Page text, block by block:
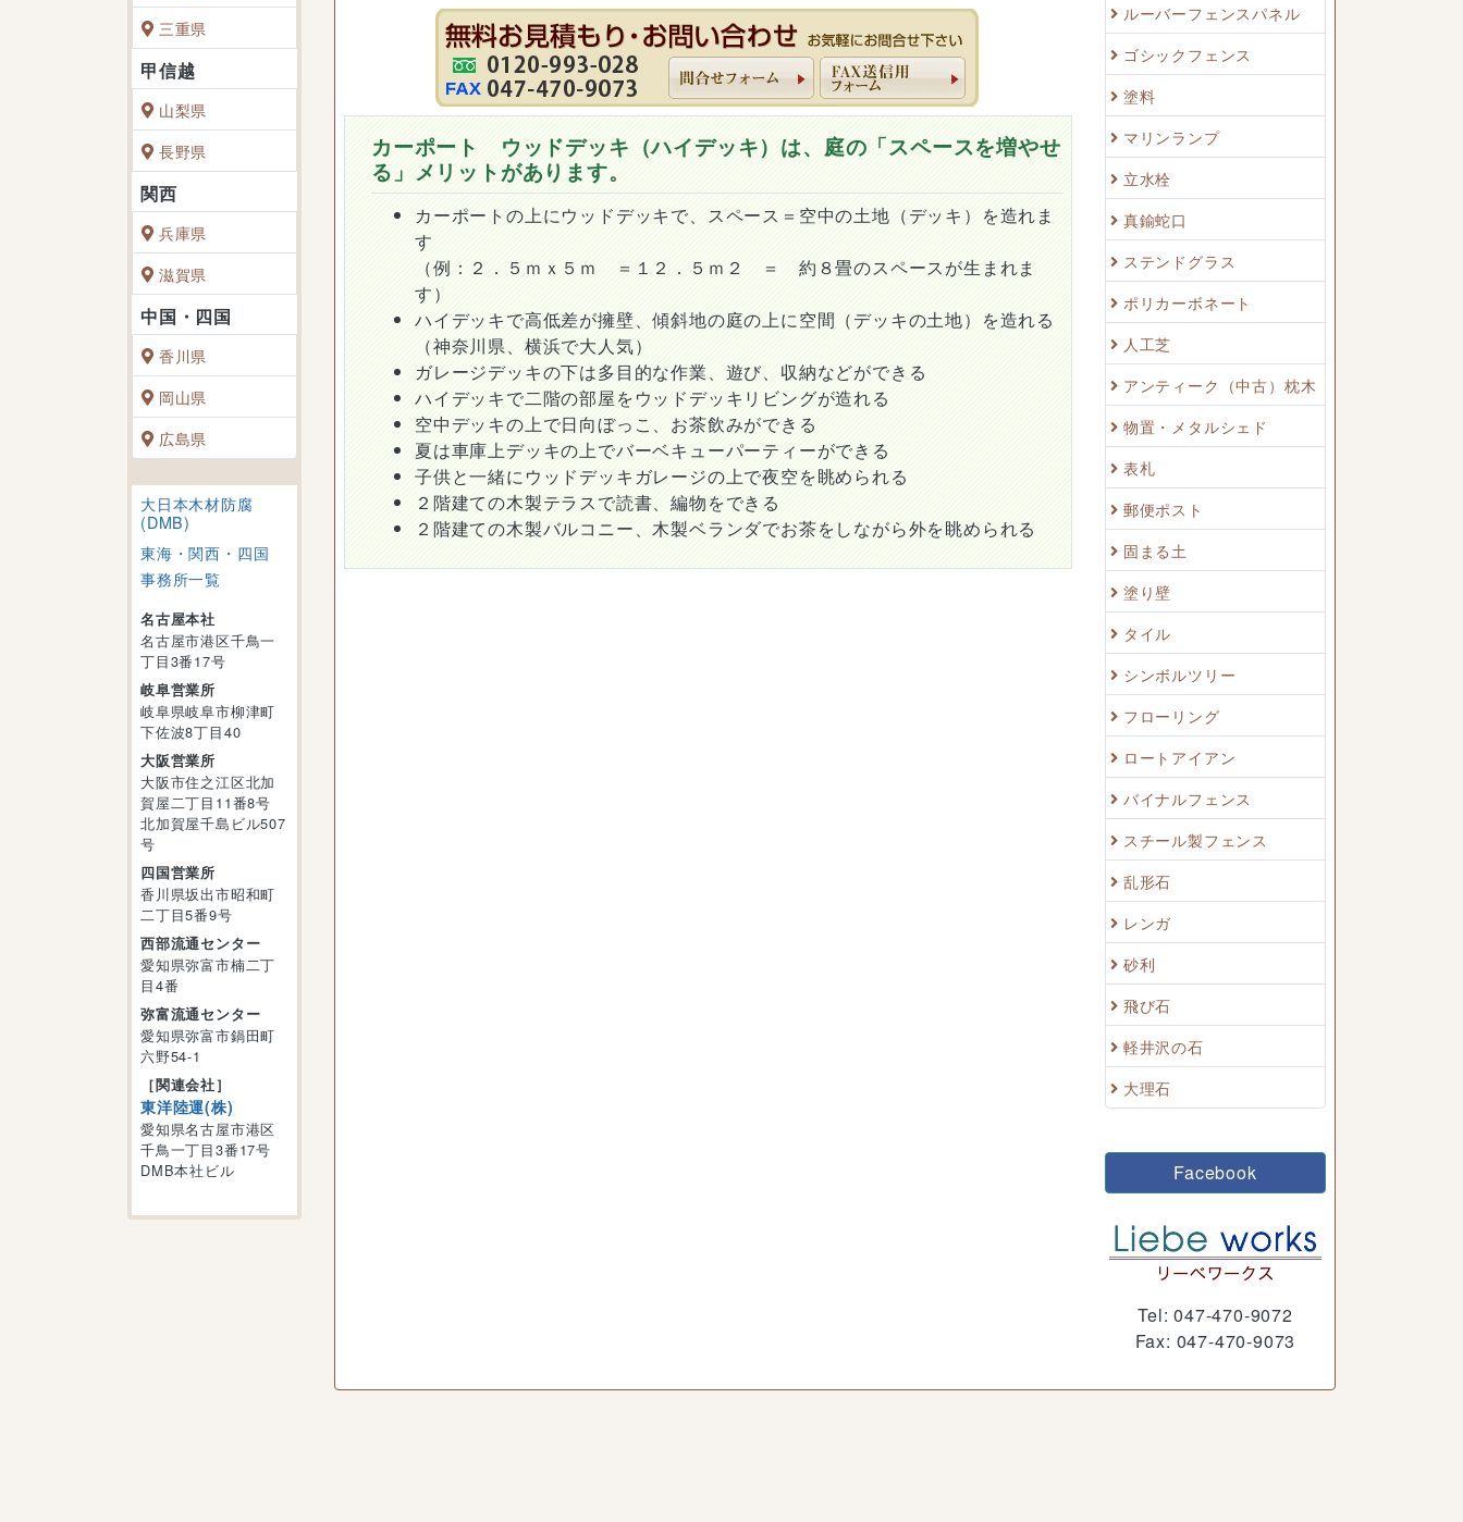
三重県
山梨県
長野県
兵庫県
滋賀県
香川県
岡山県
広島県
大日本木材防腐
(DMB)
東海・関西・四国
事務所一覧
名古屋本社
名古屋市港区千鳥一
丁目3番17号
岐阜営業所
岐阜県岐阜市柳津町
下佐波8丁目40
大阪営業所
大阪市住之江区北加
賀屋二丁目11番8号
北加賀屋千島ビル507
号
四国営業所
香川県坂出市昭和町
二丁目5番9号
西部流通センター
愛知県弥富市楠二丁
目4番
弥富流通センター
愛知県弥富市鍋田町
六野54-1
［関連会社］
東洋陸運(株)
愛知県名古屋市港区
千鳥一丁目3番17号
DMB本社ビル
カーポート ウッドデッキ（ハイデッキ）は、庭の「スペースを増やせ
る」メリットがあります。
カーポートの上にウッドデッキで、スペース＝空中の土地（デッキ）を造れま
す
（例：２．５ｍｘ５ｍ ＝１２．５ｍ２ ＝ 約８畳のスペースが生まれま
す）
ハイデッキで高低差が擁壁、傾斜地の庭の上に空間（デッキの土地）を造れる
（神奈川県、横浜で大人気）
ガレージデッキの下は多目的な作業、遊び、収納などができる
ハイデッキで二階の部屋をウッドデッキリビングが造れる
空中デッキの上で日向ぼっこ、お茶飲みができる
夏は車庫上デッキの上でバーベキューパーティーができる
子供と一緒にウッドデッキガレージの上で夜空を眺められる
２階建ての木製テラスで読書、編物をできる
２階建ての木製バルコニー、木製ベランダでお茶をしながら外を眺められる
ルーバーフェンスパネル
ゴシックフェンス
塗料
マリンランプ
立水栓
真鍮蛇口
ステンドグラス
ポリカーボネート
人工芝
アンティーク（中古）枕木
物置・メタルシェド
表札
郵便ポスト
固まる土
塗り壁
タイル
シンボルツリー
フローリング
ロートアイアン
バイナルフェンス
スチール製フェンス
乱形石
レンガ
砂利
飛び石
軽井沢の石
大理石
Facebook
Tel: 047-470-9072
Fax: 047-470-9073